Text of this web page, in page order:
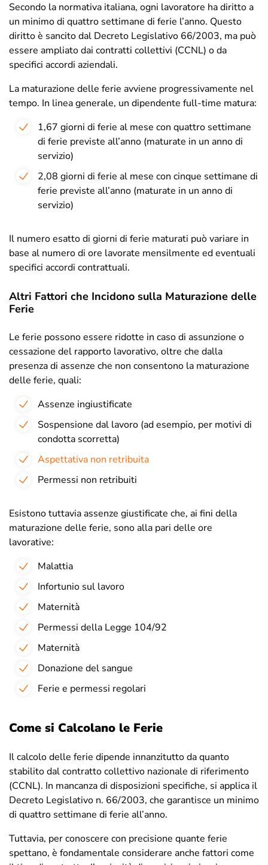
Secondo la normativa italiana, ogni lavoratore ha diritto a
un minimo di quattro settimane di ferie l’anno. Questo
diritto è sancito dal Decreto Legislativo 66/2003, ma può
essere ampliato dai contratti collettivi (CCNL) o da
specifici accordi aziendali.
La maturazione delle ferie avviene progressivamente nel
tempo. In linea generale, un dipendente full-time matura:
1,67 giorni di ferie al mese con quattro settimane
di ferie previste all’anno (maturate in un anno di
servizio)
2,08 giorni di ferie al mese con cinque settimane di
ferie previste all’anno (maturate in un anno di
servizio)
Il numero esatto di giorni di ferie maturati può variare in
base al numero di ore lavorate mensilmente ed eventuali
specifici accordi contrattuali.
Altri Fattori che Incidono sulla Maturazione delle
Ferie
Le ferie possono essere ridotte in caso di assunzione o
cessazione del rapporto lavorativo, oltre che dalla
presenza di assenze che non consentono la maturazione
delle ferie, quali:
Assenze ingiustificate
Sospensione dal lavoro (ad esempio, per motivi di
condotta scorretta)
Aspettativa non retribuita
Permessi non retribuiti
Esistono tuttavia assenze giustificate che, ai fini della
maturazione delle ferie, sono alla pari delle ore
lavorative:
Malattia
Infortunio sul lavoro
Maternità
Permessi della Legge 104/92
Maternità
Donazione del sangue
Ferie e permessi regolari
Come si Calcolano le Ferie
Il calcolo delle ferie dipende innanzitutto da quanto
stabilito dal contratto collettivo nazionale di riferimento
(CCNL). In mancanza di disposizioni specifiche, si applica il
Decreto Legislativo n. 66/2003, che garantisce un minimo
di quattro settimane di ferie all’anno.
Tuttavia, per conoscere con precisione quante ferie
spettano, è fondamentale considerare anche fattori come